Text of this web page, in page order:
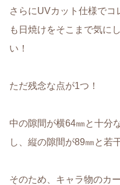
さらにUVカット仕様でコ
も日焼けをそこまで気に
い！
ただ残念な点が1つ！
中の隙間が横64㎜と十分
し、縦の隙間が89㎜と若
そのため、キャラ物のカ